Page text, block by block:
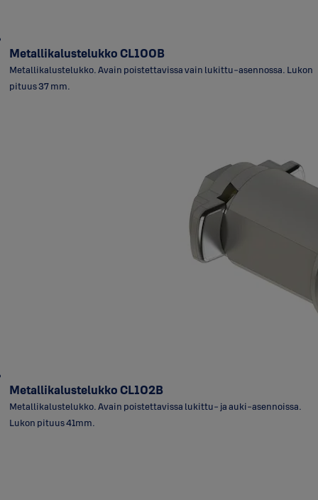
Metallikalustelukko CL100B
Metallikalustelukko. Avain poistettavissa vain lukittu-asennossa. Lukon
pituus 37 mm.
Metallikalustelukko CL102B
Metallikalustelukko. Avain poistettavissa lukittu- ja auki-asennoissa.
Lukon pituus 41mm.